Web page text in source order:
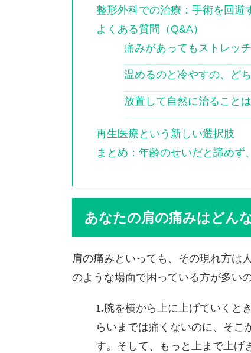
整形外科での治療：手術を回避
よくある質問（Q&A）
痛みがあってもストレッ
温めるのと冷やすの、ど
放置して自然に治ること
再生医療という新しい選択肢
まとめ：年齢のせいだと諦めず
あなたの肩の痛みはどん
肩の痛みといっても、その現れ方は
のような場面で困っている方が多い
腕を横から上に上げていくと
らいまでは痛くないのに、そこ
す。そして、もっと上まで上げ